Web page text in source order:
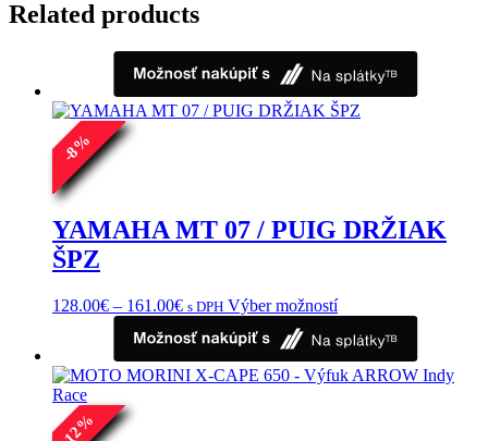
Related products
-
8
%
YAMAHA MT 07 / PUIG DRŽIAK
ŠPZ
128.00€ – 161.00€Price
128.00€
through
161.00€
s DPH Výber možnostíTento
má
viacero
variantov.
12
%